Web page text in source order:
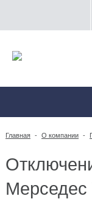
Главная - О компании -
Мерседес